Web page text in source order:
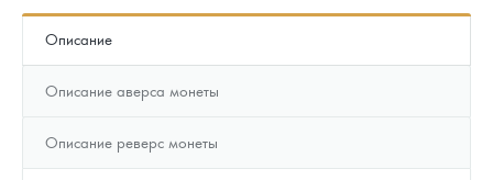
Описание
Описание аверса монеты
Описание реверс монеты